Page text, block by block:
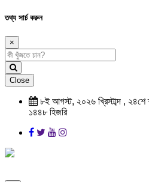
তথ্য সার্চ করুন
×
Close
৮ই আগস্ট, ২০২৬ খ্রিস্টাব্দ , ২৪শে
১৪৪৮ হিজরি